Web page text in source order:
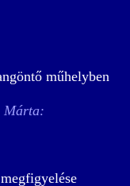
műhelyben
Márta: